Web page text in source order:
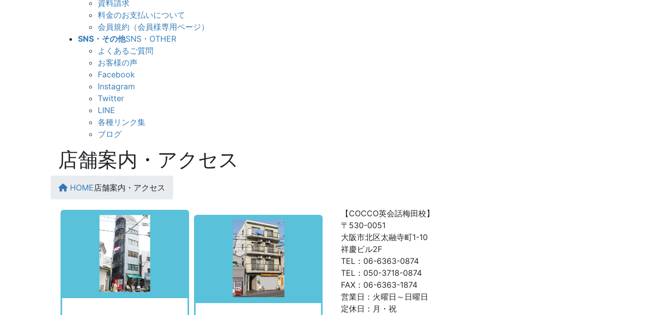
資料請求
料金のお支払いについて
会員規約（会員様専用ページ）
SNS・その他SNS・OTHER
よくあるご質問
お客様の声
Facebook
Instagram
Twitter
LINE
各種リンク集
ブログ
店舗案内・アクセス
HOME店舗案内・アクセス
【COCCO英会話梅田校】
〒530-0051
大阪市北区太融寺町1-10
祥慶ビル2F
TEL：06-6363-0874
TEL：050-3718-0874
FAX：06-6363-1874
営業日：火曜日～日曜日
定休日：月・祝